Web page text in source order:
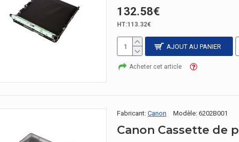
132.58€
HT:113.32€
AJOUT AU PANIER
Acheter cet article
Fabricant: Canon Modèle: 6202B001
Canon Cassette de